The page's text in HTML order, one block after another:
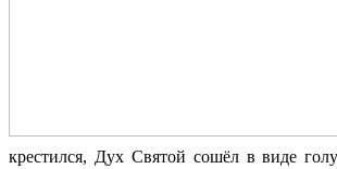
крестился, Дух Святой сошёл в виде